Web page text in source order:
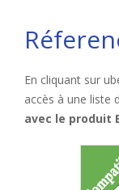
En cliquant sur
accès à une liste
avec le produit